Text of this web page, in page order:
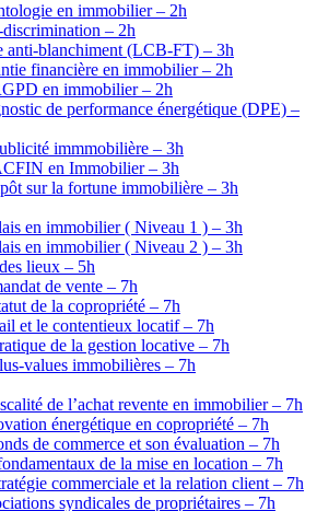
en immobilier – 2h
– 2h
anti-blanchiment (LCB-FT) – 3h
financière en immobilier – 2h
en immobilier – 2h
de performance énergétique (DPE) –
immmobilière – 3h
en Immobilier – 3h
sur la fortune immobilière – 3h
en immobilier ( Niveau 1 ) – 3h
en immobilier ( Niveau 2 ) – 3h
lieux – 5h
de vente – 7h
de la copropriété – 7h
et le contentieux locatif – 7h
de la gestion locative – 7h
values immobilières – 7h
de l’achat revente en immobilier – 7h
énergétique en copropriété – 7h
de commerce et son évaluation – 7h
de la mise en location – 7h
commerciale et la relation client – 7h
syndicales de propriétaires – 7h